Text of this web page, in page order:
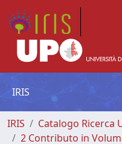
IRIS
IRIS
Catalogo Ricerca
2 Contributo in